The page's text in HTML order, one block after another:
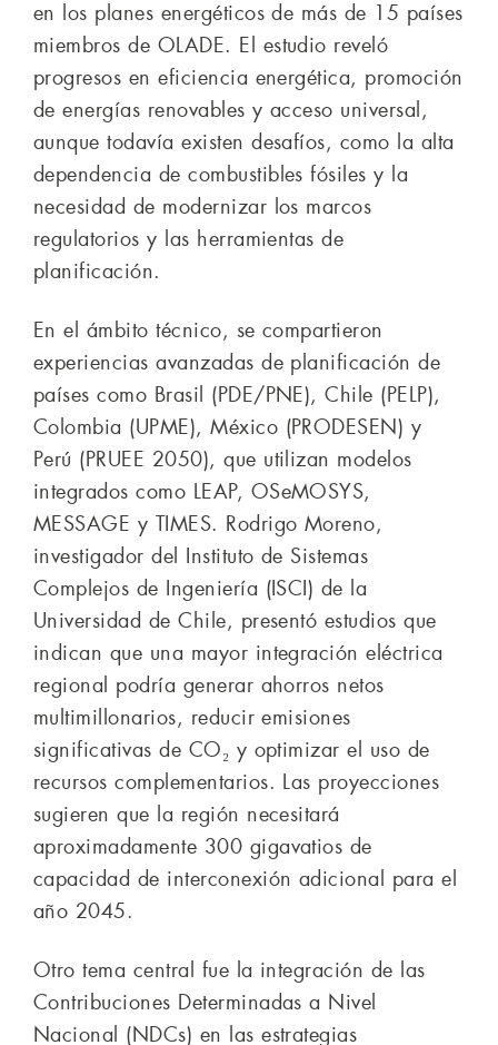
en los planes energéticos de más de 15 países
miembros de OLADE. El estudio reveló
progresos en eficiencia energética, promoción
de energías renovables y acceso universal,
aunque todavía existen desafíos, como la alta
dependencia de combustibles fósiles y la
necesidad de modernizar los marcos
regulatorios y las herramientas de
planificación.
En el ámbito técnico, se compartieron
experiencias avanzadas de planificación de
países como Brasil (PDE/PNE), Chile (PELP),
Colombia (UPME), México (PRODESEN) y
Perú (PRUEE 2050), que utilizan modelos
integrados como LEAP, OSeMOSYS,
MESSAGE y TIMES. Rodrigo Moreno,
investigador del Instituto de Sistemas
Complejos de Ingeniería (ISCI) de la
Universidad de Chile, presentó estudios que
indican que una mayor integración eléctrica
regional podría generar ahorros netos
multimillonarios, reducir emisiones
significativas de CO₂ y optimizar el uso de
recursos complementarios. Las proyecciones
sugieren que la región necesitará
aproximadamente 300 gigavatios de
capacidad de interconexión adicional para el
año 2045.
Otro tema central fue la integración de las
Contribuciones Determinadas a Nivel
Nacional (NDCs) en las estrategias